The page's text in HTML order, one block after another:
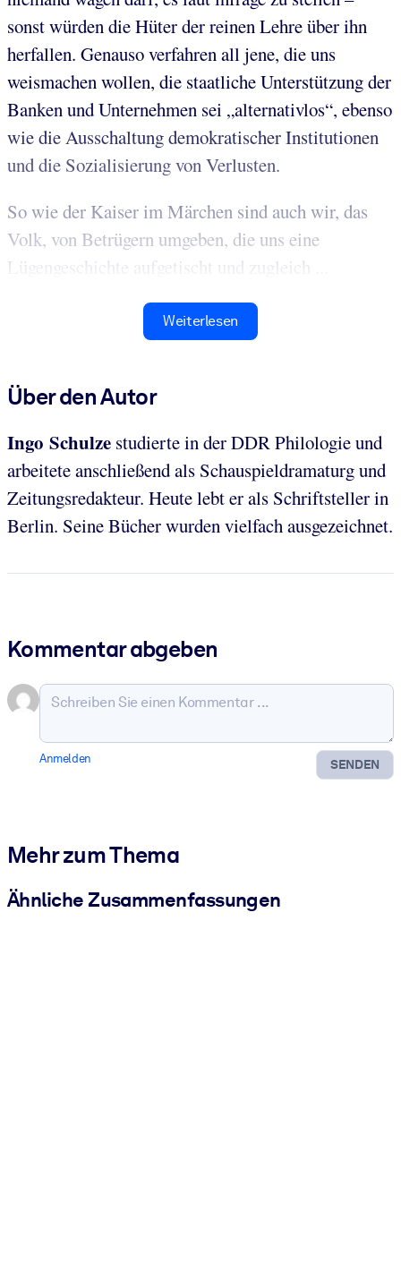
sonst würden die Hüter der reinen Lehre über ihn
herfallen. Genauso verfahren all jene, die uns
weismachen wollen, die staatliche Unterstützung der
Banken und Unternehmen sei „alternativlos“, ebenso
wie die Ausschaltung demokratischer Institutionen
und die Sozialisierung von Verlusten.
So wie der Kaiser im Märchen sind auch wir, das
Volk, von Betrügern umgeben, die uns eine
Lügengeschichte aufgetischt und zugleich ...
Weiterlesen
Über den Autor
Ingo Schulze studierte in der DDR Philologie und
arbeitete anschließend als Schauspieldramaturg und
Zeitungsredakteur. Heute lebt er als Schriftsteller in
Berlin. Seine Bücher wurden vielfach ausgezeichnet.
Kommentar abgeben
SENDEN
Anmelden
Mehr zum Thema
Ähnliche Zusammenfassungen